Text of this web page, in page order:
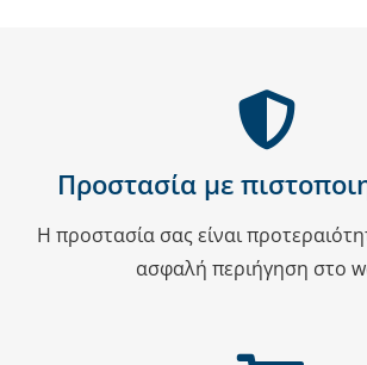
Προστασία με
Η προστασία σας είναι
ασφαλή περιήγηση στο